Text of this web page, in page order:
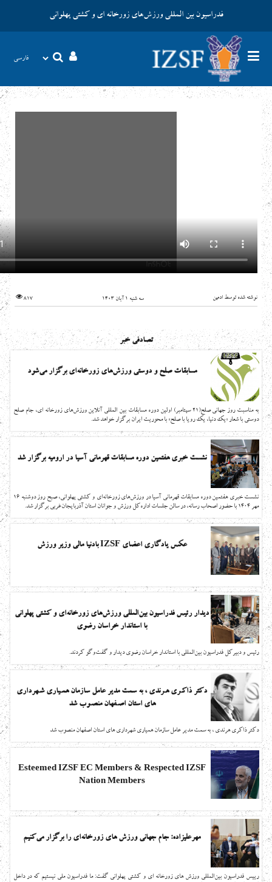
فدراسیون بین المللی ورزش‌های زورخانه ای و کشتی پهلوانی
نوشته شده توسط ادمین سه شنبه 1 آبان 1403 817
تصادفی خبر
مسابقات صلح و دوستی ورزش‌های زورخانه‌ای برگزار می‌شود
به مناسبت روز جهانی صلح(21 سپتامبر) اولین دوره مسابقات بین المللی آنلاین ورزش‌های زورخانه ای، جام صلح
دوستی با شعار «یک دنیا، یک رویا با صلح» با محوریت ایران برگزار خواهد شد.
نشست خبری هفتمین دوره مسابقات قهرمانی آسیا در ارومیه برگزار شد
نشست خبری هفتمین دوره مسابقات قهرمانی آسیا در ورزش‌های زورخانه‌ای و کشتی پهلوانی، صبح روز دوشنبه 16
مهر 1404 با حضور اصحاب رسانه، در سالن جلسات اداره‌کل ورزش و جوانان استان آذربایجان‌غربی برگزار شد.
عکس یادگاری اعضای IZSF بادنیا مالی وزیر ورزش
دیدار رئیس فدراسیون بین‌المللی ورزش‌های زورخانه‌ای و کشتی پهلوانی
با استاندار خراسان رضوی
رئیس و دبیرکل فدراسیون بین‌المللی با استاندار خراسان رضوی دیدار و گفت‌وگو کردند.
دکتر ذاکـری هـرندی ، به سمت مدیر عامل سازمان همـیاری شـهرداری
های استان اصـفهان منصـوب شد
دکتر ذاکری هرندی ، به سمت مدیر عامل سازمان همیاری شهرداری های استان اصفهان منصوب شد
Esteemed IZSF EC Members & Respected IZSF
Nation Members
مهرعلیزاده: جام جهانی ورزش های زورخانه‌ای را برگزار می‌کنیم
رییس فدراسیون بین‌المللی ورزش های زورخانه ای و كشتي پهلواني گفت: ما فدراسیون ملی نیستیم که در داخل